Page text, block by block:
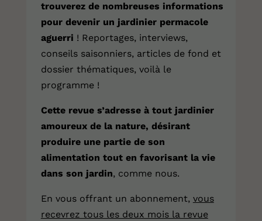
trouverez de nombreuses informations
pour devenir un jardinier permacole
aguerri ! Reportages, interviews,
conseils saisonniers, articles de fond et
dossier thématiques, voilà le
programme !
Cette revue s’adresse à tout jardinier
amoureux de la nature, désirant
produire une partie de son
alimentation tout en favorisant la vie
dans son jardin, comme nous.
En vous offrant un abonnement, vous
recevrez tous les deux mois la revue